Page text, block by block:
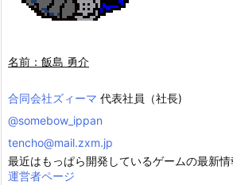
名前：飯島 勇介
合同会社ズィーマ 代表社員（社長)
@somebow_ippan
tencho@mail.zxm.jp
最近はもっぱら開発しているゲームの最新情
運営者ページ